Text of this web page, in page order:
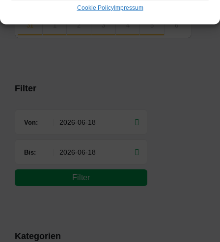
Cookie PolicyImpressum
26 27 28
31 1 2 3 4 5 6
Filter
Von:
Bis:
Filter
Kategorien